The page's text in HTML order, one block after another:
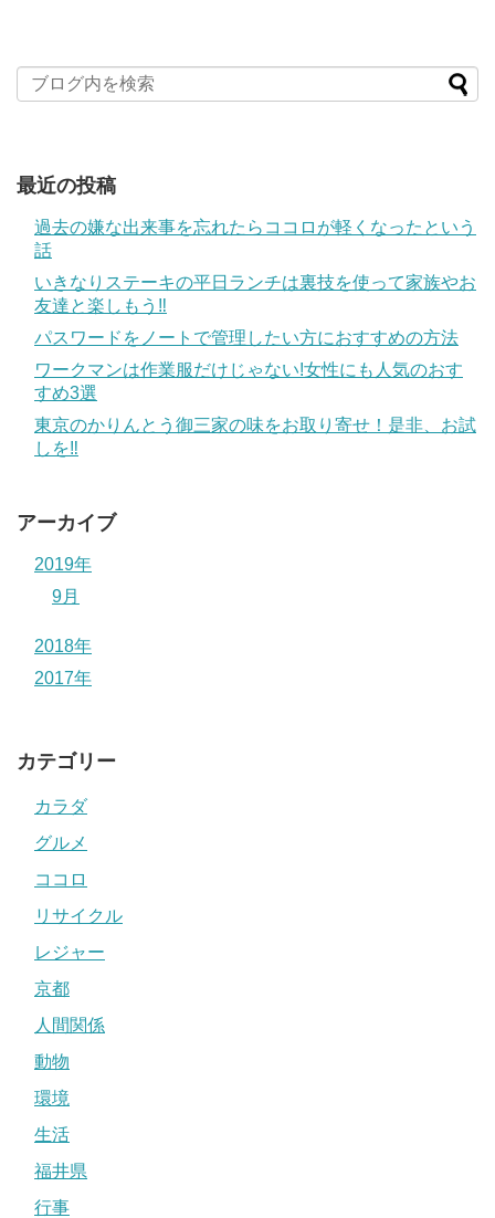
最近の投稿
過去の嫌な出来事を忘れたらココロが軽くなったという
話
いきなりステーキの平日ランチは裏技を使って家族やお
友達と楽しもう‼
パスワードをノートで管理したい方におすすめの方法
ワークマンは作業服だけじゃない!女性にも人気のおす
すめ3選
東京のかりんとう御三家の味をお取り寄せ！是非、お試
しを‼
アーカイブ
2019年
9月
2018年
2017年
カテゴリー
カラダ
グルメ
ココロ
リサイクル
レジャー
京都
人間関係
動物
環境
生活
福井県
行事